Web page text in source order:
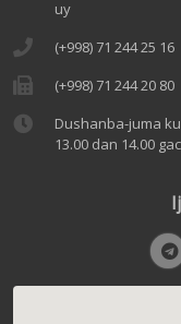
uy
(+998) 71 244 25 16
(+998) 71 244 20 80
Dushanba-juma
13.00 dan 14.00